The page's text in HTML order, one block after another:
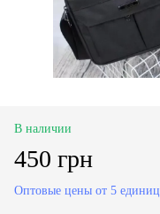
В наличии
450 грн
Оптовые цены от 5 единиц